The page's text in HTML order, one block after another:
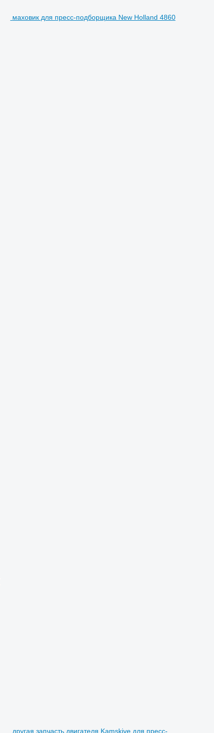
маховик для пресс-подборщика New Holland 4860
другая запчасть двигателя Kamskive для пресс-